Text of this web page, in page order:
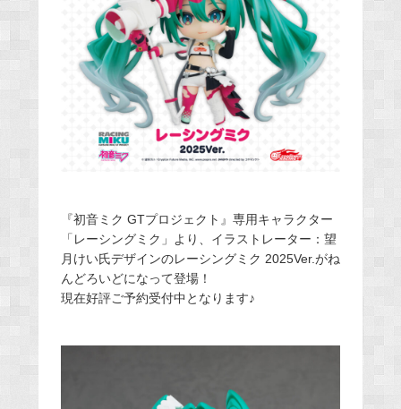
k
『初音ミク GTプロジェクト』専用キャラクター
「レーシングミク」より、イラストレーター：望
月けい氏デザインのレーシングミク 2025Ver.がね
んどろいどになって登場！
現在好評ご予約受付中となります♪